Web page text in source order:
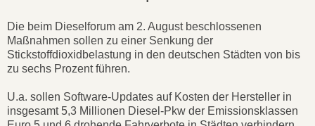
Die beim Dieselforum am 2. August beschlossenen
Maßnahmen sollen zu einer Senkung der
Stickstoffdioxidbelastung in den deutschen Städten von bis
zu sechs Prozent führen.
U.a. sollen Software-Updates auf Kosten der Hersteller in
insgesamt 5,3 Millionen Diesel-Pkw der Emissionsklassen